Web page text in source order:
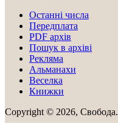
Останні числа
Передплата
PDF aрхів
Пошук в архіві
Рекляма
Альманахи
Веселка
Книжки
Copyright © 2026, Свобода.